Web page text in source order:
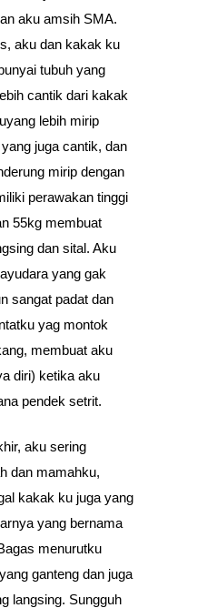
aku amsih SMA.
aku dan kakak ku
tubuh yang
cantik dari kakak
lebih mirip
juga cantik, dan
mirip dengan
perawakan tinggi
55kg membuat
dan sital. Aku
yang gak
sangat padat dan
yag montok
membuat aku
diri) ketika aku
pendek setrit.
aku sering
dan mamahku,
kakak ku juga yang
yang bernama
menurutku
ganteng dan juga
langsing. Sungguh